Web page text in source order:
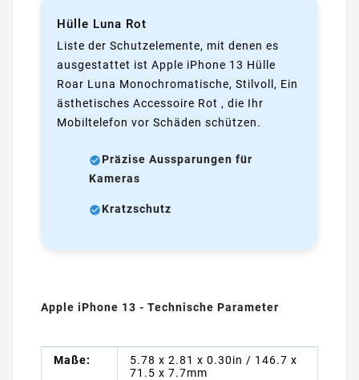
Hülle Luna Rot
Liste der Schutzelemente, mit denen es
ausgestattet ist Apple iPhone 13 Hülle
Roar Luna Monochromatische, Stilvoll, Ein
ästhetisches Accessoire Rot , die Ihr
Mobiltelefon vor Schäden schützen.
Präzise Aussparungen für
Kameras
Kratzschutz
Apple iPhone 13 - Technische Parameter
Maße:
5.78 x 2.81 x 0.30in / 146.7 x
71.5 x 7.7mm